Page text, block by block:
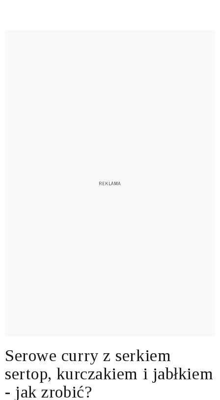
Serowe curry z serkiem
sertop, kurczakiem i jabłkiem
- jak zrobić?